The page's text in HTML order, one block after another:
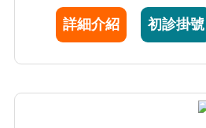
疾病(AOSD)免疫致病機轉
聯性，及標靶藥物安全性。
AOSD研究表現卓越，已發
風濕學教科書引用多次，於
詳細介紹 初診掛號